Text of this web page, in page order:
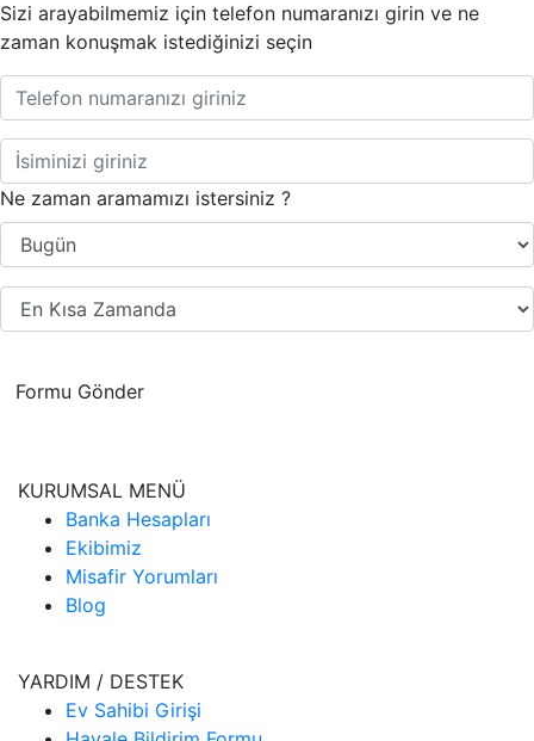
Sizi arayabilmemiz için telefon numaranızı girin ve ne
zaman konuşmak istediğinizi seçin
Ne zaman aramamızı istersiniz ?
Formu Gönder
KURUMSAL MENÜ
Banka Hesapları
Ekibimiz
Misafir Yorumları
Blog
YARDIM / DESTEK
Ev Sahibi Girişi